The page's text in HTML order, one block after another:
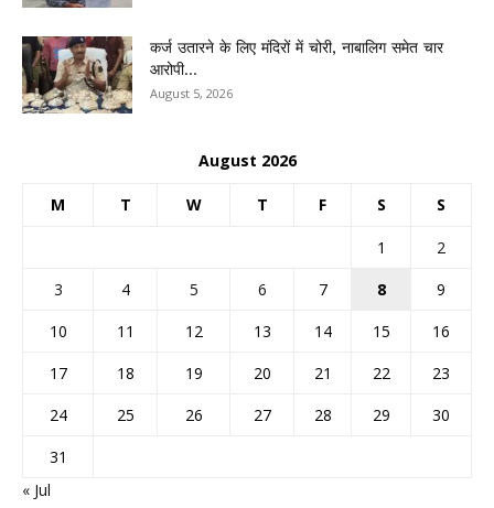
कर्ज उतारने के लिए मंदिरों में चोरी, नाबालिग समेत चार
आरोपी...
August 5, 2026
August 2026
M T W T F S S
1
2
3
4 5 6 7 8
9
10
11 12 13 14 15
16
17
18 19 20 21 22
23
24
25 26 27 28 29
30
31
« Jul